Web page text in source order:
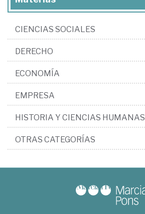
CIENCIAS SOCIALES
DERECHO
ECONOMÍA
EMPRESA
HISTORIA Y CIENCIAS HUMANAS
OTRAS CATEGORÍAS